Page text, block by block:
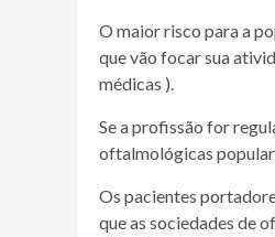
O maior risco para a
que vão focar sua
médicas ).
Se a profissão for
oftalmológicas
Os pacientes
que as sociedades de